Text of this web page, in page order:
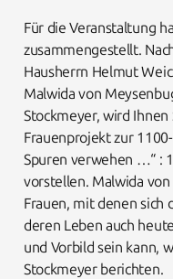
Für die Veranstaltung
zusammengestellt.
Hausherrn Helmut
Malwida von
Stockmeyer, wird
Frauenprojekt zur
Spuren verwehen …“ :
vorstellen. Malwida
Frauen, mit denen sich
deren Leben auch
und Vorbild sein kann,
Stockmeyer berichten.